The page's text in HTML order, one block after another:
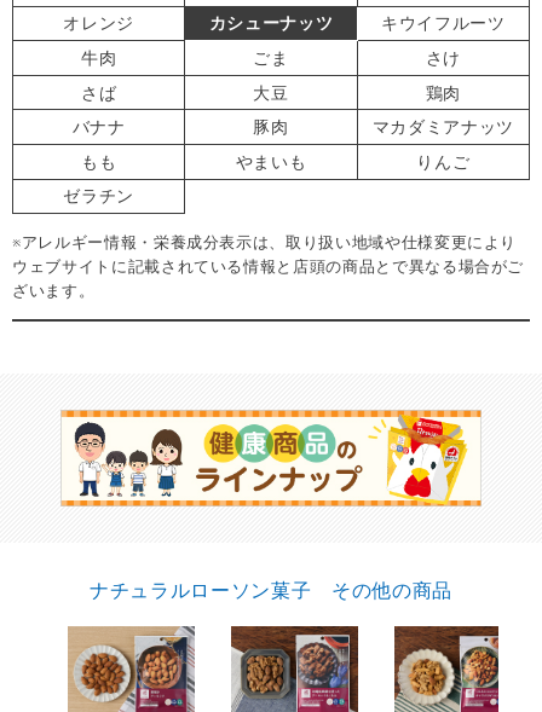
オレンジ
カシューナッツ
キウイフルーツ
牛肉
ごま
さけ
さば
大豆
鶏肉
バナナ
豚肉
マカダミアナッツ
もも
やまいも
りんご
ゼラチン
※アレルギー情報・栄養成分表示は、取り扱い地域や仕様変更により
ウェブサイトに記載されている情報と店頭の商品とで異なる場合がご
ざいます。
ナチュラルローソン菓子 その他の商品